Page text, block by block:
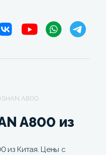
A800
A800 из
из Китая. Цены с